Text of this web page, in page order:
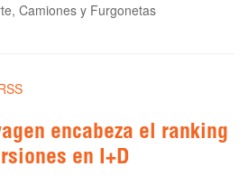
Camiones y Furgonetas
encabeza el ranking
en I+D